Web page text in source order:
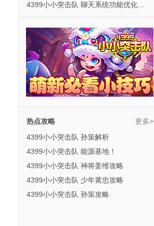
热点攻略
更多>
4399小小突击队 孙策解析
4399小小突击队 能源基地！
4399小小突击队 神将姜维攻略
4399小小突击队 少年黄忠攻略
4399小小突击队 孙策攻略